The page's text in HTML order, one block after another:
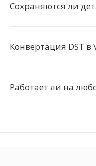
Сохраняются ли
Конвертация DST в
Работает ли на